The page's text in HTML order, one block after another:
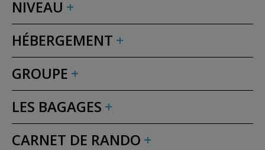
NIVEAU
HÉBERGEMENT
GROUPE
LES BAGAGES
CARNET DE RANDO